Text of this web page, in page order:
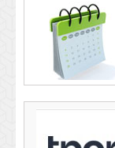
U Italiji